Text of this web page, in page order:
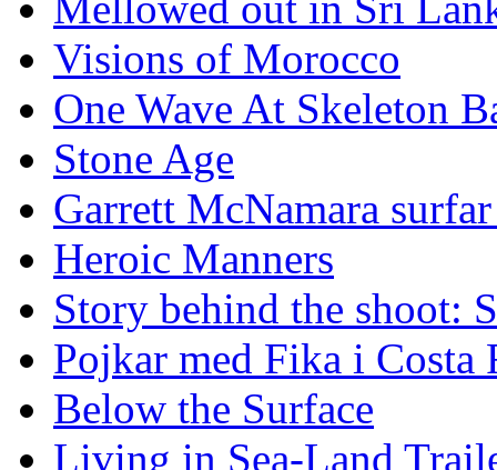
Visions of Morocco
One Wave At Skeleton
Stone Age
Garrett McNamara
Heroic Manners
Story behind the shoot:
Pojkar med Fika i Costa
Below the Surface
Living in Sea-Land